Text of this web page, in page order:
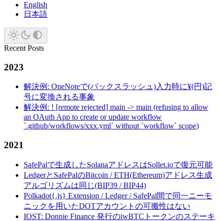
English
日本語
Recent Posts
2023
解決例: OneNoteで(バックスラッシュ)入力時に¥(円)記
号に変換される事象
解決例: ! [remote rejected] main -> main (refusing to allow
an OAuth App to create or update workflow
`.github/workflows/xxx.yml` without `workflow` scope)
2021
SafePalで生成したSolanaアドレスはSollet.ioで復元可能
LedgerとSafePalのBitcoin / ETH(Ethereum)アドレス生成
アルゴリズムは同じ(BIP39 / BIP44)
Polkadot{.js} Extension / Ledger / SafePal間で同一ニーモ
ニックを用いたDOTアカウントの可搬性はない
IOST: Donnie Finance 発行のiwBTCトークンのステーキ